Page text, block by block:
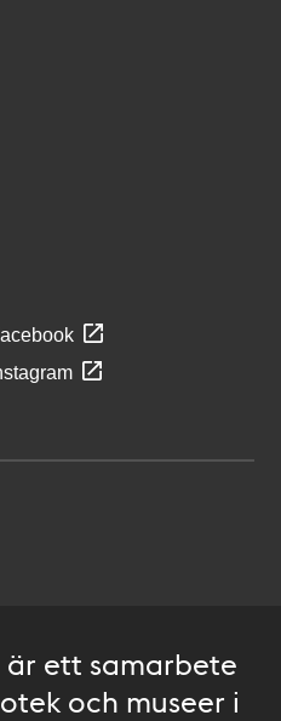
är ett samarbete
och museer i